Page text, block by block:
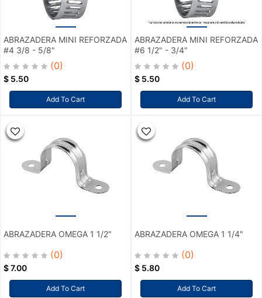
ABRAZADERA MINI REFORZADA
#4 3/8 - 5/8"
(0)
$ 5.50
Add To Cart
ABRAZADERA MINI REFORZADA
#6 1/2" - 3/4"
(0)
$ 5.50
Add To Cart
ABRAZADERA OMEGA 1 1/2"
(0)
$7.00
Add To Cart
ABRAZADERA OMEGA 1 1/4"
(0)
$ 5.80
Add To Cart